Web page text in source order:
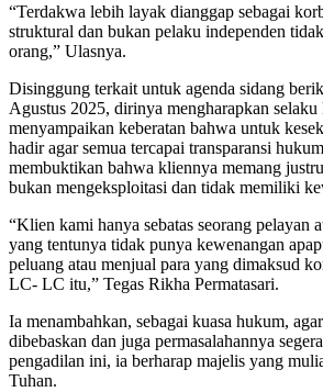
“Terdakwa lebih layak dianggap sebagai
struktural dan bukan pelaku independen
orang,” Ulasnya.
Disinggung terkait untuk agenda sidang
Agustus 2025, dirinya mengharapkan selaku
menyampaikan keberatan bahwa untuk
hadir agar semua tercapai transparansi
membuktikan bahwa kliennya memang
bukan mengeksploitasi dan tidak memiliki
“Klien kami hanya sebatas seorang pelayan
yang tentunya tidak punya kewenangan
peluang atau menjual para yang dimaksud
LC- LC itu,” Tegas Rikha Permatasari.
Ia menambahkan, sebagai kuasa hukum,
dibebaskan dan juga permasalahannya
pengadilan ini, ia berharap majelis yang
Tuhan.